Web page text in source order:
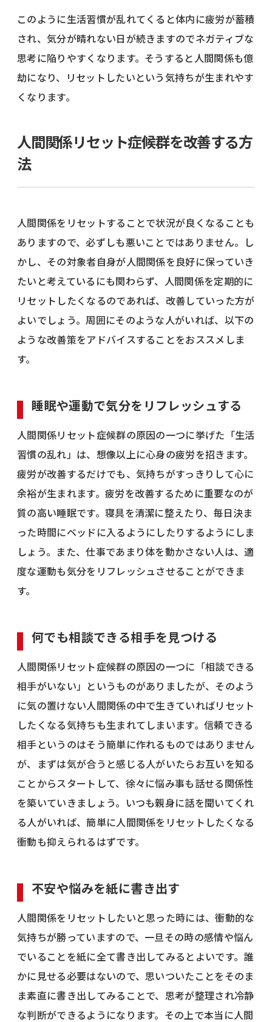
このように生活習慣が乱れてくると体内に疲労が蓄積
され、気分が晴れない日が続きますのでネガティブな
思考に陥りやすくなります。そうすると人間関係も億
劫になり、リセットしたいという気持ちが生まれやす
くなります。
人間関係リセット症候群を改善する方
法
人間関係をリセットすることで状況が良くなることも
ありますので、必ずしも悪いことではありません。し
かし、その対象者自身が人間関係を良好に保っていき
たいと考えているにも関わらず、人間関係を定期的に
リセットしたくなるのであれば、改善していった方が
よいでしょう。周囲にそのような人がいれば、以下の
ような改善策をアドバイスすることをおススメしま
す。
睡眠や運動で気分をリフレッシュする
人間関係リセット症候群の原因の一つに挙げた「生活
習慣の乱れ」は、想像以上に心身の疲労を招きます。
疲労が改善するだけでも、気持ちがすっきりして心に
余裕が生まれます。疲労を改善するために重要なのが
質の高い睡眠です。寝具を清潔に整えたり、毎日決ま
った時間にベッドに入るようにしたりするようにしま
しょう。また、仕事であまり体を動かさない人は、適
度な運動も気分をリフレッシュさせることができま
す。
何でも相談できる相手を見つける
人間関係リセット症候群の原因の一つに「相談できる
相手がいない」というものがありましたが、そのよう
に気の置けない人間関係の中で生きていればリセット
したくなる気持ちも生まれてしまいます。信頼できる
相手というのはそう簡単に作れるものではありません
が、まずは気が合うと感じる人がいたらお互いを知る
ことからスタートして、徐々に悩み事も話せる関係性
を築いていきましょう。いつも親身に話を聞いてくれ
る人がいれば、簡単に人間関係をリセットしたくなる
衝動も抑えられるはずです。
不安や悩みを紙に書き出す
人間関係をリセットしたいと思った時には、衝動的な
気持ちが勝っていますので、一旦その時の感情や悩ん
でいることを紙に全て書き出してみるとよいです。誰
かに見せる必要はないので、思いついたことをそのま
ま素直に書き出してみることで、思考が整理され冷静
な判断ができるようになります。その上で本当に人間